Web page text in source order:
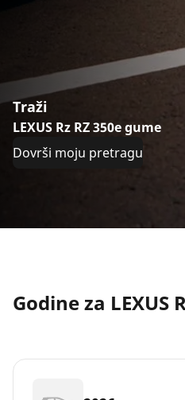
Traži
LEXUS Rz RZ 350e gume
Dovrši moju pretragu
Godine za LEXUS